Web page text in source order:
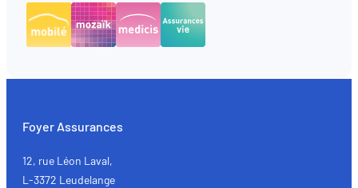
Foyer Assurances
12, rue Léon Laval,
L-3372 Leudelange